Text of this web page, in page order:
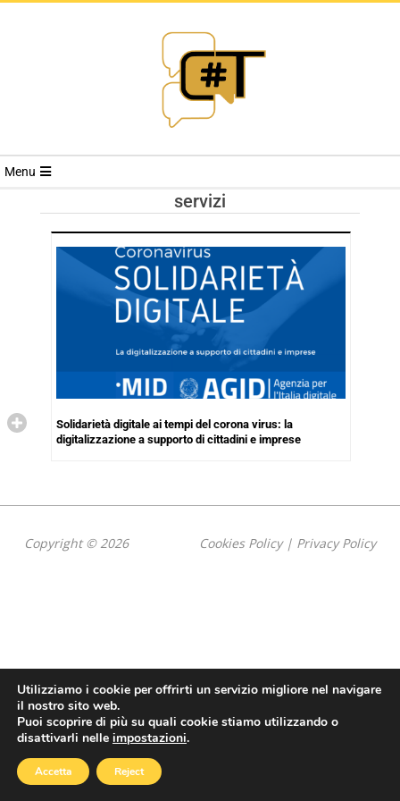
RIVISTA
TRENDS
Menu
servizi
Solidarietà digitale ai tempi del corona virus: la
digitalizzazione a supporto di cittadini e imprese
Copyright © 2026 Cookies Policy| Privacy Policy
Utilizziamo i cookie per offrirti un servizio migliore nel navigare
il nostro sito web.
Puoi scoprire di più su quali cookie stiamo utilizzando o
disattivarli nelle impostazioni.
Accetta Reject